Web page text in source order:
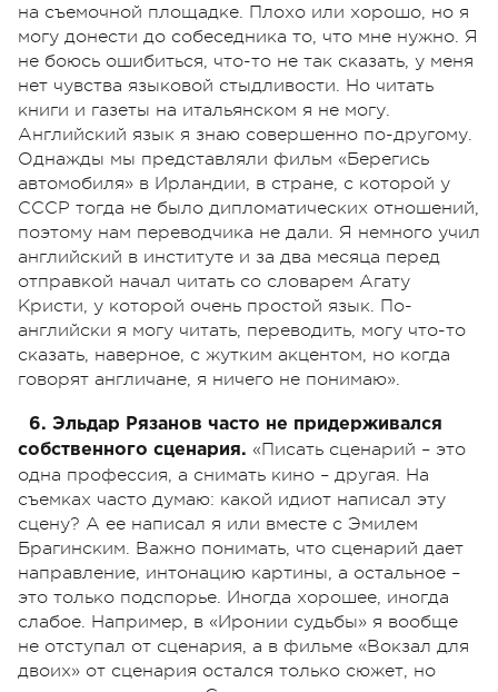
на съемочной площадке. Плохо или хорошо, но я
могу донести до собеседника то, что мне нужно. Я
не боюсь ошибиться, что-то не так сказать, у меня
нет чувства языковой стыдливости. Но читать
книги и газеты на итальянском я не могу.
Английский язык я знаю совершенно по-другому.
Однажды мы представляли фильм «Берегись
автомобиля» в Ирландии, в стране, с которой у
СССР тогда не было дипломатических отношений,
поэтому нам переводчика не дали. Я немного учил
английский в институте и за два месяца перед
отправкой начал читать со словарем Агату
Кристи, у которой очень простой язык. По-
английски я могу читать, переводить, могу что-то
сказать, наверное, с жутким акцентом, но когда
говорят англичане, я ничего не понимаю».
6. Эльдар Рязанов часто не придерживался
собственного сценария. «Писать сценарий – это
одна профессия, а снимать кино – другая. На
съемках часто думаю: какой идиот написал эту
сцену? А ее написал я или вместе с Эмилем
Брагинским. Важно понимать, что сценарий дает
направление, интонацию картины, а остальное –
это только подспорье. Иногда хорошее, иногда
слабое. Например, в «Иронии судьбы» я вообще
не отступал от сценария, а в фильме «Вокзал для
двоих» от сценария остался только сюжет, но